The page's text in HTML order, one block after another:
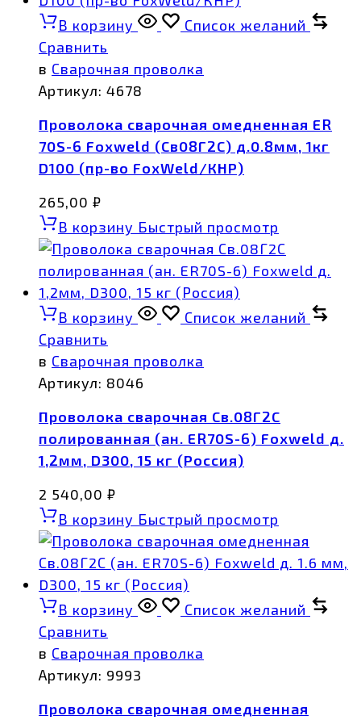
В корзину
Список желаний
Сравнить
в Сварочная проволка
Артикул: 4678
Проволока сварочная омедненная ER
70S-6 Foxweld (Св08Г2С) д.0.8мм, 1кг
D100 (пр-во FoxWeld/КНР)
265,00 ₽
В корзину Быстрый просмотр
В корзину
Список желаний
Сравнить
в Сварочная проволка
Артикул: 8046
Проволока сварочная Св.08Г2С
полированная (ан. ER70S-6) Foxweld д.
1,2мм, D300, 15 кг (Россия)
2 540,00 ₽
В корзину Быстрый просмотр
В корзину
Список желаний
Сравнить
в Сварочная проволка
Артикул: 9993
Проволока сварочная омедненная